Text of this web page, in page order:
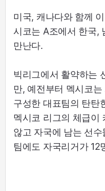
미국, 캐나다와 함께
시코는 A조에서 한국,
만난다.
빅리그에서 활약하는
만, 예전부터 멕시코
구성한 대표팀의 탄탄
멕시코 리그의 체급이
않고 자국에 남는 선
팀에도 자국리거가 12